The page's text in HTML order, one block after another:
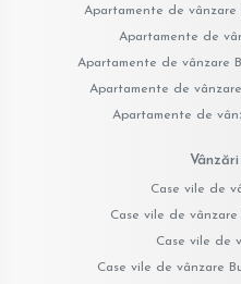
Apartamente de vânzare
Apartamente de
Apartamente de vânzare
Apartamente de
Apartamente de
Case vile de
Case vile de
Case vile de
Case vile de vânzare